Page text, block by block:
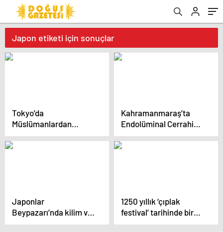
Japon etiketi için sonuçlar
Tokyo’da
Müslümanlardan
Geleneksel İftar
Kahramanmaraş’ta
Endolüminal Cerrahi
Sempozyumu
Japonlar
Beypazarı’nda kilim ve
dokuma atölyelerinde
1250 yıllık ‘çıplak
festival’ tarihinde bir
ilk: ‘Kadınlar da